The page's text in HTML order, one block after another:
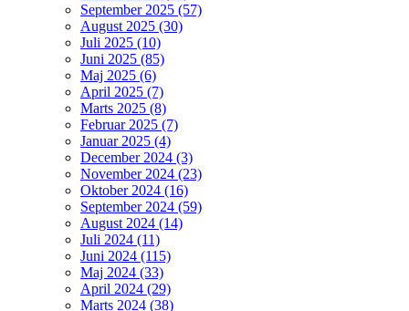
September 2025 (57)
August 2025 (30)
Juli 2025 (10)
Juni 2025 (85)
Maj 2025 (6)
April 2025 (7)
Marts 2025 (8)
Februar 2025 (7)
Januar 2025 (4)
December 2024 (3)
November 2024 (23)
Oktober 2024 (16)
September 2024 (59)
August 2024 (14)
Juli 2024 (11)
Juni 2024 (115)
Maj 2024 (33)
April 2024 (29)
Marts 2024 (38)